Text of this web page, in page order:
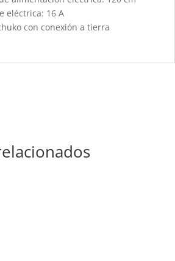
eléctrica: 16 A
con conexión a tierra